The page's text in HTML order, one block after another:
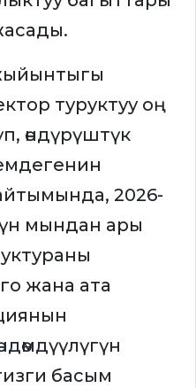
туруктуу оң
өндүрүштүк
2026-
мындан ары
жана ата
басым